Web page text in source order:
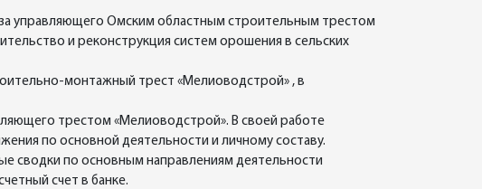
управляющего Омским областным строительным трестом
и реконструкция систем орошения в сельских
монтажный трест «Мелиоводстрой» , в
трестом «Мелиоводстрой». В своей работе
по основной деятельности и личному составу.
сводки по основным направлениям деятельности
счет в банке.